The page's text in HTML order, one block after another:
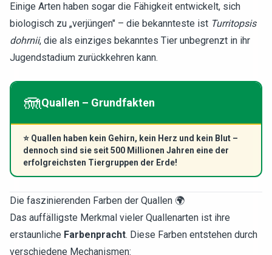
Einige Arten haben sogar die Fähigkeit entwickelt, sich
biologisch zu „verjüngen" – die bekannteste ist Turritopsis
dohrnii, die als einziges bekanntes Tier unbegrenzt in ihr
Jugendstadium zurückkehren kann.
🪼Quallen – Grundfakten
⭐ Quallen haben kein Gehirn, kein Herz und kein Blut –
dennoch sind sie seit 500 Millionen Jahren eine der
erfolgreichsten Tiergruppen der Erde!
Die faszinierenden Farben der Quallen 🌍
Das auffälligste Merkmal vieler Quallenarten ist ihre
erstaunliche Farbenpracht. Diese Farben entstehen durch
verschiedene Mechanismen: